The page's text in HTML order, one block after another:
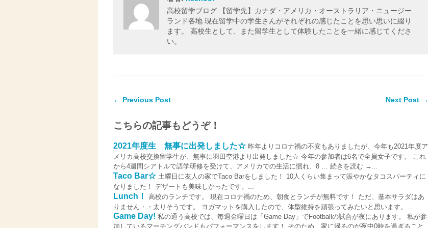
高校留学ブログ 【留学先】カナダ・アメリカ・オーストラリア・ニュージー
ランド各地 現在留学中の学生さんがそれぞれの感じたことを思い思いに綴り
ます。 高校生として、また留学生として体験したことを一緒に感じてくださ
い。
← Previous Post Next Post →
こちらの記事もどうぞ！
2021年度生 無事に出発しました☆ 昨年よりコロナ禍の不安もありましたが、今年も2021年度ア
メリカ高校交換留学生が、無事に羽田空港より出発しました☆ 今年の参加者は6名で全員女子です。 これ
から4週間シアトルで語学研修を受けて、アメリカでの生活に慣れ、8 … 続きを読む →...
Taco Bar☆ 土曜日に友人の家でTaco Barをしました！ 10人くらい集まって賑やかなタコスパーティに
なりました！ デザートも美味しかったです。...
Lunch！ 高校のランチです。 現在コロナ禍のため、朝食とランチが無料です！ ただ、基本サラダはあ
りません・・太りそうです。 ヨガマットを購入したので、体型維持を頑張ってみたいと思います。...
Game Day! 私の通う高校では、毎週金曜日は「Game Day」でFootballの試合が夜にあります。 私が参
加しているマーチングバンドもパフォーマンスをします！ そのため、家に帰るのが夜中0時を過ぎること